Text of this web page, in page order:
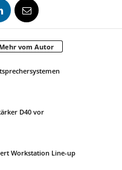
Mehr vom Autor
D40 vor
Workstation Line-up